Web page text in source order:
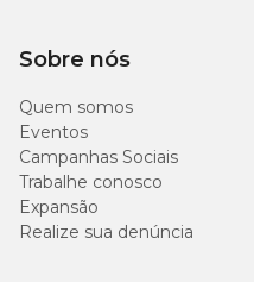
5 a 10kg
Sobre nós
Quem somos
Eventos
Campanhas Sociais
Trabalhe conosco
Expansão
Realize sua denúncia